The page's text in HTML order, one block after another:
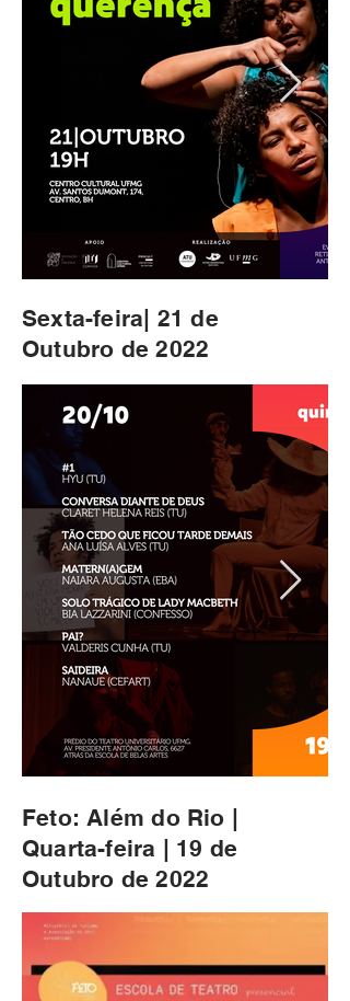
Sexta-feira| 21 de
Outubro de 2022
Feto: Além do Rio |
Quarta-feira | 19 de
Outubro de 2022